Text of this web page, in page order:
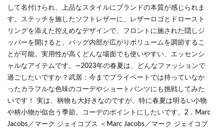
して名付けられ、上品なスタイルにブランドの本質が感じられま
す。ステッチを施したソフトレザーに、レザーロゴとドロースト
リングを添えた控えめなデザインで、フロントに施された隠しジ
ッパーを開けると、バッグ内部が広がりボリュームを調節するこ
とが可能。実用性が高くどんな場面でも使いやすい、エッセンシ
ャルなアイテムです。―2023年の春夏は、どんなファッションで
過ごしたいですか？武居：今までプライベートでは持っていなか
ったカラフルな色味のコーデやショートパンツにも挑戦してみた
いです！ 実は、柄物も大好きなのですが、特に春夏は明るい小物
や柄小物が似合う季節。コーデのポイントにしたいです。2．Marc
Jacobs／マーク ジェイコブス ＜Marc Jacobs／マーク ジェイコブ